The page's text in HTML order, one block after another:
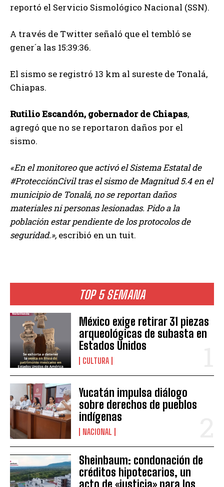
TOP 5 SEMANA
México exige retirar 31 piezas
arqueológicas de subasta en
Estados Unidos
CULTURA
Yucatán impulsa diálogo
sobre derechos de pueblos
indígenas
NACIONAL
Sheinbaum: condonación de
créditos hipotecarios, un
acto de «justicia» para los
reportó el Servicio Sismológico Nacional (SSN).
A través de Twitter señaló que el tembló se
gener´a las 15:39:36.
El sismo se registró 13 km al sureste de Tonalá,
Chiapas.
Rutilio Escandón, gobernador de Chiapas,
agregó que no se reportaron daños por el
sismo.
«En el monitoreo que activó el Sistema Estatal de
#ProtecciónCivil tras el sismo de Magnitud 5.4 en el
municipio de Tonalá, no se reportan daños
materiales ni personas lesionadas. Pido a la
población estar pendiente de los protocolos de
seguridad.», escribió en un tuit.